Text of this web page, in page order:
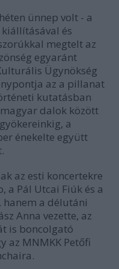
ünnep volt - a
kiállításával és
megtelt az
egyaránt
Ügynökség
az a pillanat
kutatásban
dalok között
a
énekelte együtt
az esti koncertekre
a Pál Utcai Fiúk és a
hanem a délutáni
Anna vezette, az
is boncolgató
az MNMKK Petőfi